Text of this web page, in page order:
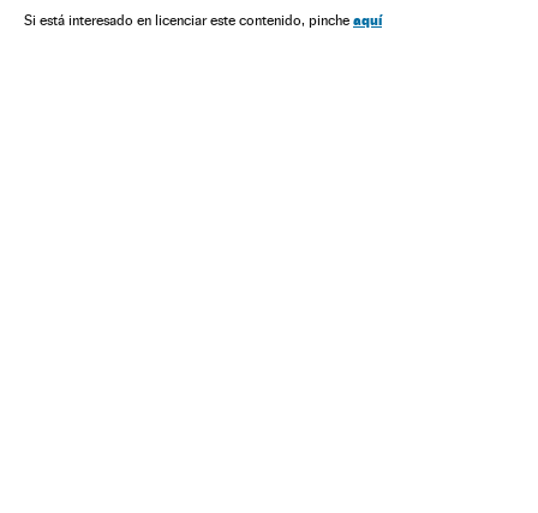
América do Norte Acontecimentos América Latina
Si está interesado en licenciar este contenido, pinche aquí